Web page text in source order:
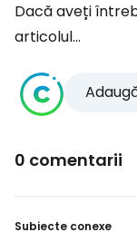
Dacă aveți
articolul...
0 comentarii
Subiecte conexe